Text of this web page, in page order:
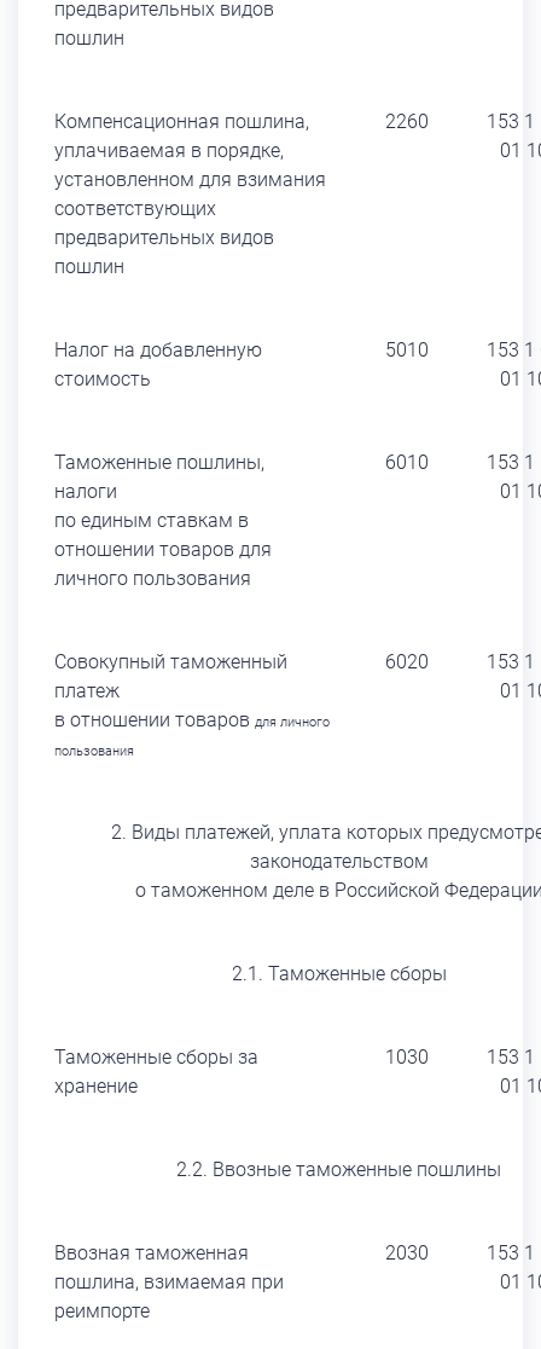
предварительных видов
пошлин
Компенсационная пошлина,
уплачиваемая в порядке,
установленном для взимания
соответствующих
предварительных видов
пошлин
2260
153 1
01
Налог на добавленную
стоимость
5010
153 1
01
Таможенные пошлины,
налоги
по единым ставкам в
отношении товаров для
личного пользования
6010
153 1
01
Совокупный таможенный
платеж
в отношении товаров для личного
пользования
6020
153 1
01
2. Виды платежей, уплата которых
законодательством
о таможенном деле в Российской
2.1. Таможенные сборы
Таможенные сборы за
хранение
1030
153 1
01
2.2. Ввозные таможенные пошлины
Ввозная таможенная
пошлина, взимаемая при
реимпорте
2030
153 1
01